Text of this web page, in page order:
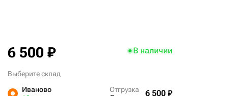
6 500 ₽ В наличии
Выберите склад
Иваново
Отгрузка
6 500 ₽